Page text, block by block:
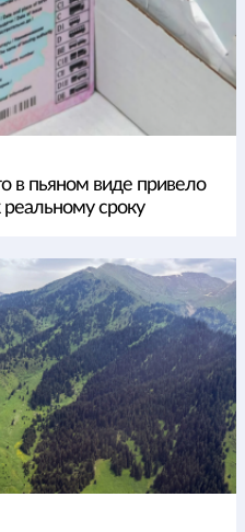
в пьяном виде привело
сроку